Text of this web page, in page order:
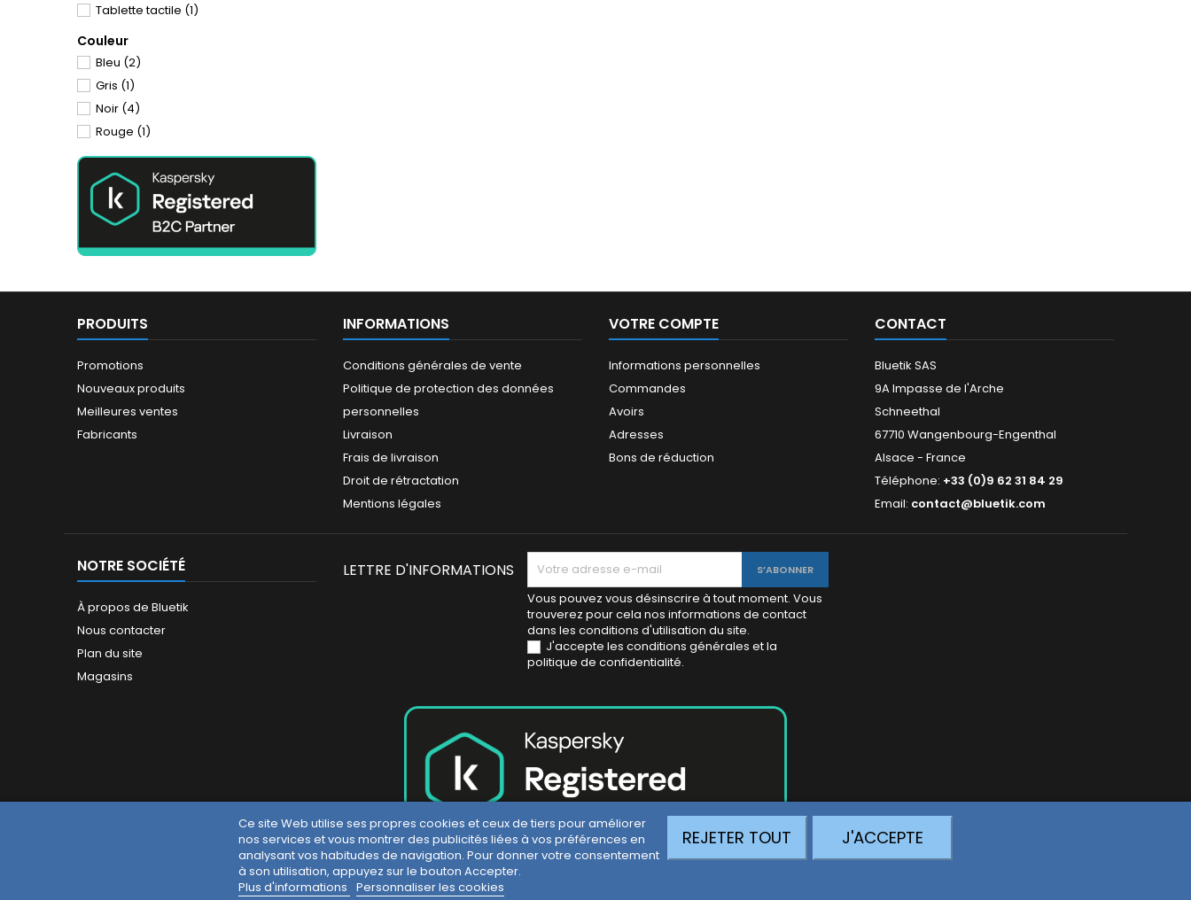
Tablette tactile (1)
Couleur
Bleu (2)
Gris (1)
Noir (4)
Rouge (1)
PRODUITS
Promotions
Nouveaux produits
Meilleures ventes
Fabricants
INFORMATIONS
Conditions générales de vente
Politique de protection des données
personnelles
Livraison
Frais de livraison
Droit de rétractation
Mentions légales
VOTRE COMPTE
Informations personnelles
Commandes
Avoirs
Adresses
Bons de réduction
CONTACT
Bluetik SAS
9A Impasse de l'Arche
Schneethal
67710 Wangenbourg-Engenthal
Alsace - France
Téléphone: +33 (0)9 62 31 84 29
Email: contact@bluetik.com
Ce site Web utilise ses propres cookies et ceux de tiers pour améliorer
nos services et vous montrer des publicités liées à vos préférences en
analysant vos habitudes de navigation. Pour donner votre consentement
à son utilisation, appuyez sur le bouton Accepter.
Plus d'informations Personnaliser les cookies
REJETER TOUT J'ACCEPTE
NOTRE SOCIÉTÉ
À propos de Bluetik
Nous contacter
Plan du site
Magasins
LETTRE D'INFORMATIONS
Vous pouvez vous désinscrire à tout moment. Vous
trouverez pour cela nos informations de contact
dans les conditions d'utilisation du site.
J'accepte les conditions générales et la
politique de confidentialité.
© 2026 BLUETIK. Tous droits réservés.